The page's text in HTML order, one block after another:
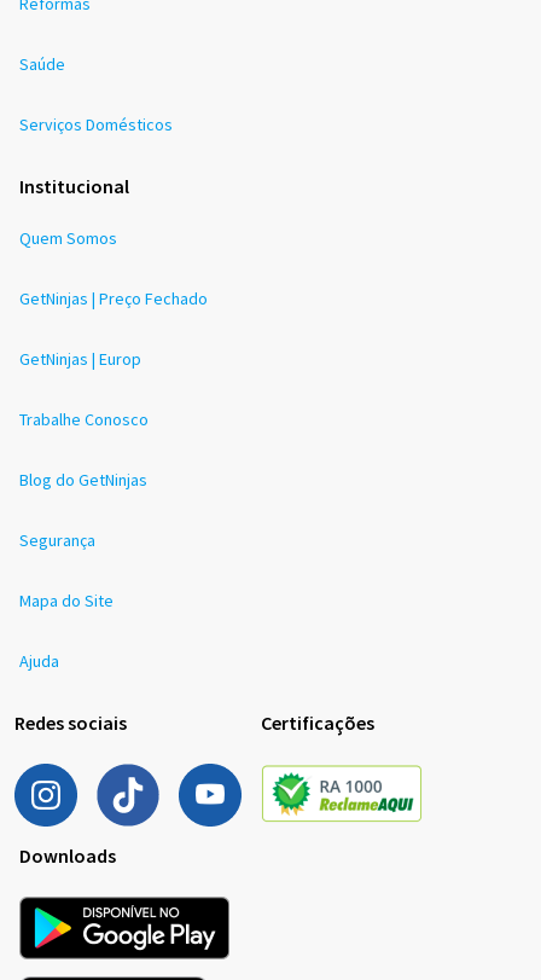
Saúde
Serviços Domésticos
Institucional
Quem Somos
GetNinjas | Preço Fechado
GetNinjas | Europ
Trabalhe Conosco
Blog do GetNinjas
Segurança
Mapa do Site
Ajuda
Redes sociais Certificações
Downloads